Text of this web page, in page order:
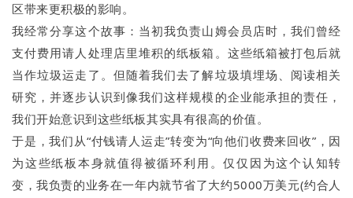
区带来更积极的影响。
我经常分享这个故事：当初我负责山姆会员店时，我们曾经
支付费用请人处理店里堆积的纸板箱。这些纸箱被打包后就
当作垃圾运走了。但随着我们去了解垃圾填埋场、阅读相关
研究，并逐步认识到像我们这样规模的企业能承担的责任，
我们开始意识到这些纸板其实具有很高的价值。
于是，我们从“付钱请人运走”转变为“向他们收费来回收”，因
为这些纸板本身就值得被循环利用。仅仅因为这个认知转
变，我负责的业务在一年内就节省了大约5000万美元(约合人